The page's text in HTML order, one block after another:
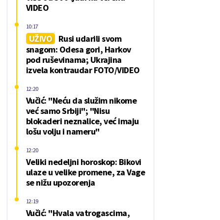
VIDEO
UŽIVO
Rusi udarili svom
snagom: Odesa gori, Harkov
pod ruševinama; Ukrajina
izvela kontraudar FOTO/VIDEO
10:17
Vučić: "Neću da služim nikome
već samo Srbiji"; "Nisu
blokaderi neznalice, već imaju
lošu volju i nameru"
12:20
Veliki nedeljni horoskop: Bikovi
ulaze u velike promene, za Vage
se nižu upozorenja
12:20
Vučić: "Hvala vatrogascima,
12:19